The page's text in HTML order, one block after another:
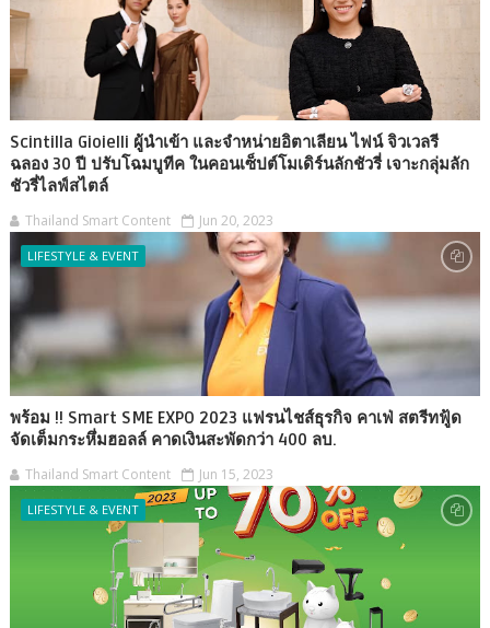
Scintilla Gioielli ผู้นำเข้า และจำหน่ายอิตาเลียน ไฟน์ จิวเวลรี
ฉลอง 30 ปี ปรับโฉมบูทีค ในคอนเซ็ปต์โมเดิร์นลักชัวรี่ เจาะกลุ่มลัก
ชัวรี่ไลฟ์สไตล์
Thailand Smart Content Jun 20, 2023
LIFESTYLE & EVENT
พร้อม !! Smart SME EXPO 2023 แฟรนไชส์ธุรกิจ คาเฟ่ สตรีทฟู้ด
จัดเต็มกระหึ่มฮอลล์ คาดเงินสะพัดกว่า 400 ลบ.
Thailand Smart Content Jun 15, 2023
LIFESTYLE & EVENT